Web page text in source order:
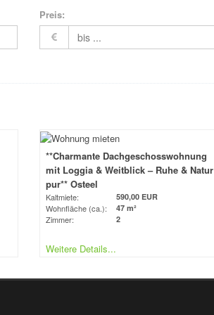
Preis:
**Charmante Dachgeschosswohnung
mit Loggia & Weitblick – Ruhe & Natur
pur** Osteel
Kaltmiete: 590,00 EUR
Wohnfläche (ca.): 47 m²
Zimmer: 2
Weitere Details...